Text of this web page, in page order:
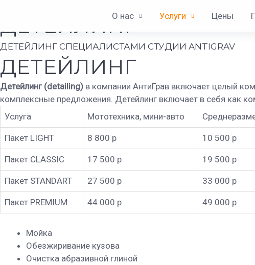
содержимому
О нас Услуги Цены
ДЕТЕЙЛИНГ
ДЕТЕЙЛИНГ СПЕЦИАЛИСТАМИ СТУДИИ ANTIGRAV
ДЕТЕЙЛИНГ
Детейлинг (detailing) в компании АнтиГрав включает целый
комплексные предложения. Детейлинг включает в себя как
Услуга
Мототехника, мини-авто
Пакет LIGHT 8 800 р 10 500 р
Пакет CLASSIC 17 500 р 19 500 р
Пакет STANDART 27 500 р 33 000 р
Пакет PREMIUM 44 000 р 49 000 р
Мойка
Обезжиривание кузова
Очистка абразивной глиной